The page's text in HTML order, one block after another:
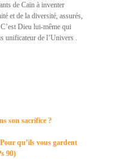
de Caïn à inventer
et de la diversité, assurés,
Dieu lui-même qui
unificateur de l’Univers .
son sacrifice ?
qu’ils vous gardent
90)